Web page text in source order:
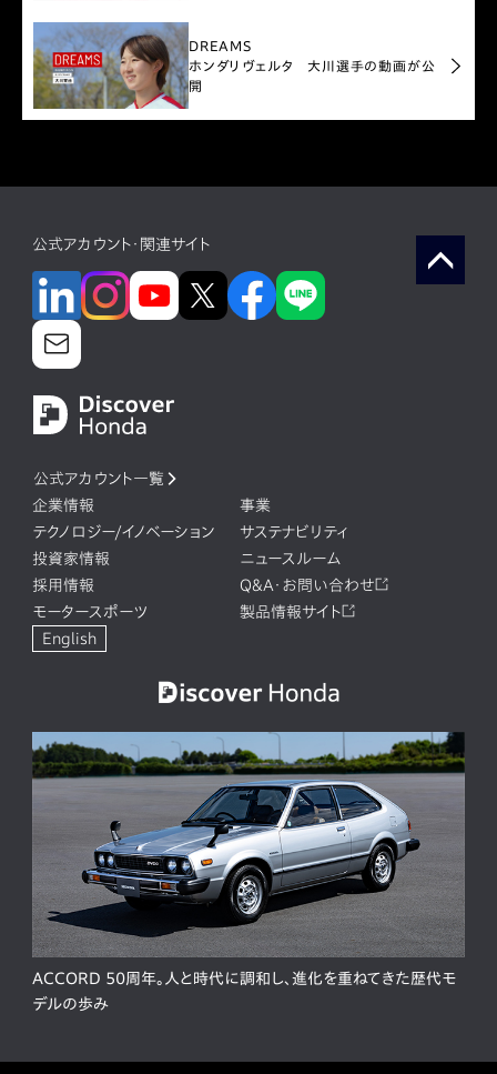
DREAMS
ホンダリヴェルタ 大川選手の動画が公
開
公式アカウント・関連サイト
公式アカウント一覧
企業情報
事業
テクノロジー/イノベーション
サステナビリティ
投資家情報
ニュースルーム
採用情報
Q&A・お問い合わせ
モータースポーツ
製品情報サイト
English
ACCORD 50周年。人と時代に調和し、進化を重ねてきた歴代モ
デルの歩み